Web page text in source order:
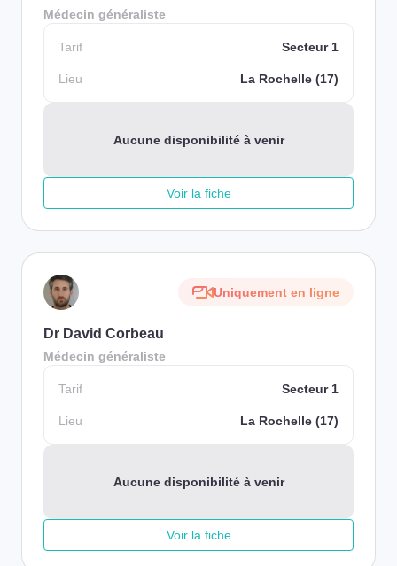
Médecin généraliste
Tarif Secteur 1
Lieu La Rochelle (17)
Aucune disponibilité à venir
Voir la fiche
Uniquement en ligne
Dr David Corbeau
Médecin généraliste
Tarif Secteur 1
Lieu La Rochelle (17)
Aucune disponibilité à venir
Voir la fiche